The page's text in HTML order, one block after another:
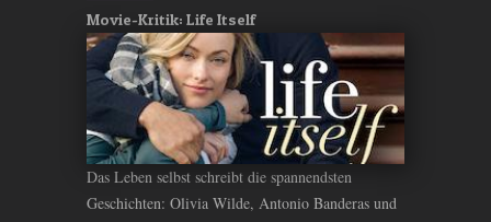
Movie-Kritik: Life Itself
Das Leben selbst schreibt die spannendsten
Geschichten: Olivia Wilde, Antonio Banderas und